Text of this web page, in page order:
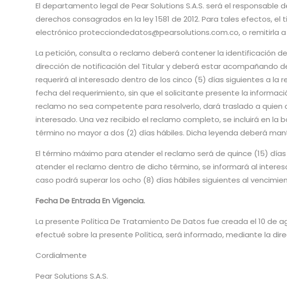
El departamento legal de Pear Solutions S.A.S. será el
derechos consagrados en la ley 1581 de 2012. Para tales efectos,
electrónico protecciondedatos@pearsolutions.com.co, o remitirla a
La petición, consulta o reclamo deberá contener la identificación
dirección de notificación del Titular y deberá estar acompañando
requerirá al interesado dentro de los cinco (5) días siguientes a la
fecha del requerimiento, sin que el solicitante presente la
reclamo no sea competente para resolverlo, dará traslado a
interesado. Una vez recibido el reclamo completo, se incluirá en
término no mayor a dos (2) días hábiles. Dicha leyenda deberá
El término máximo para atender el reclamo será de quince (15)
atender el reclamo dentro de dicho término, se informará al
caso podrá superar los ocho (8) días hábiles siguientes al
Fecha De Entrada En Vigencia.
La presente Política De Tratamiento De Datos fue creada el 10 de
efectué sobre la presente Política, será informado, mediante la
Cordialmente
Pear Solutions S.A.S.